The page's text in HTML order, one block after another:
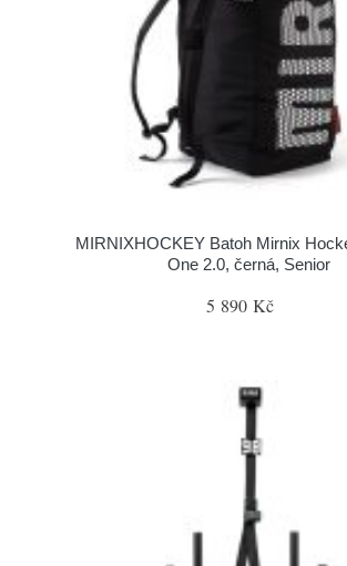
MIRNIXHOCKEY Batoh Mirnix
One 2.0, černá, Senior
5 890 Kč